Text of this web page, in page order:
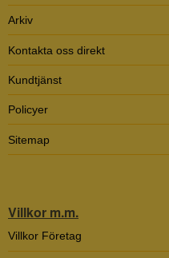
Arkiv
Kontakta oss direkt
Kundtjänst
Policyer
Sitemap
Villkor m.m.
Villkor Företag